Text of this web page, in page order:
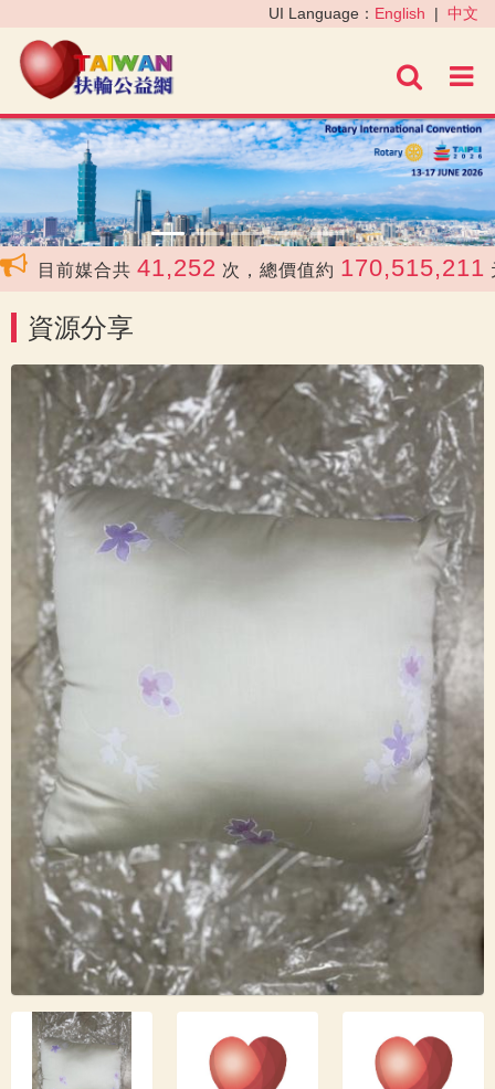
進階
UI Language： English | 中文
‹ ›
目前媒合共 41,252 次，總價值約 170,515,211 元
資源分享